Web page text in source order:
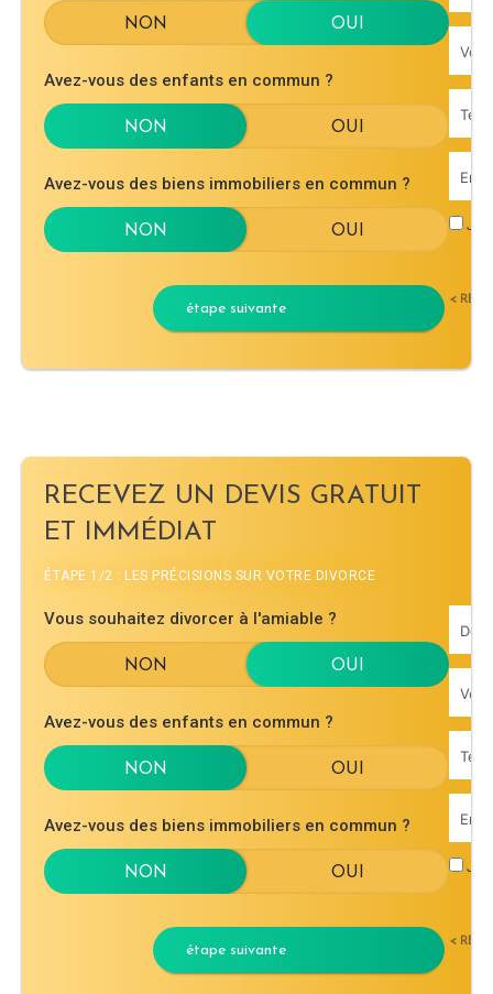
Avez-vous des enfants en commun ?
Avez-vous des biens immobiliers en commun ?
étape suivante <
RECEVEZ UN DEVIS GRATUIT
ET IMMÉDIAT
ÉTAPE 1/2 : LES PRÉCISIONS SUR VOTRE DIVORCE
Vous souhaitez divorcer à l'amiable ?
Avez-vous des enfants en commun ?
Avez-vous des biens immobiliers en commun ?
étape suivante <